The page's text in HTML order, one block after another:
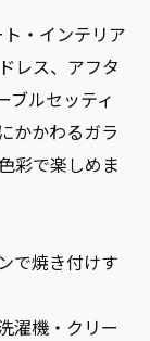
・インテリア
レス、アフタ
ブルセッティ
かかわるガラ
彩で楽しめま
で焼き付けす
濯機・クリー